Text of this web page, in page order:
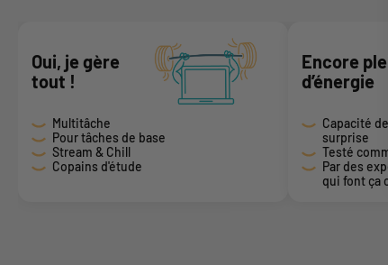
Oui, je gère
tout !
Multitâche
Pour tâches de base
Stream & Chill
Copains d'étude
Encore
d’énergie
Capacité
surprise
Testé
Par des
qui font ça